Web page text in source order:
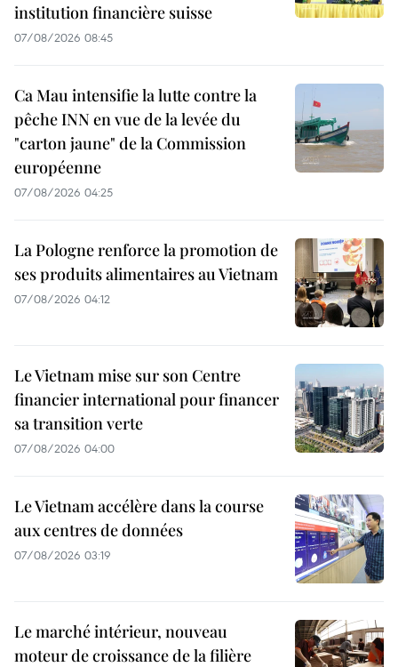
institution financière suisse
07/08/2026 08:45
Ca Mau intensifie la lutte contre la
pêche INN en vue de la levée du
"carton jaune" de la Commission
européenne
07/08/2026 04:25
La Pologne renforce la promotion de
ses produits alimentaires au Vietnam
07/08/2026 04:12
Le Vietnam mise sur son Centre
financier international pour financer
sa transition verte
07/08/2026 04:00
Le Vietnam accélère dans la course
aux centres de données
07/08/2026 03:19
Le marché intérieur, nouveau
moteur de croissance de la filière